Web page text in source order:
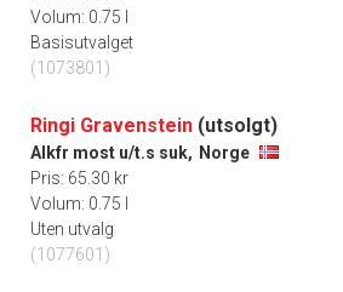
Volum: 0.75 l
Basisutvalget
(1073801)
Ringi Gravenstein (utsolgt)
Alkfr most u/t.s suk, Norge
Pris: 65.30 kr
Volum: 0.75 l
Uten utvalg
(1077601)